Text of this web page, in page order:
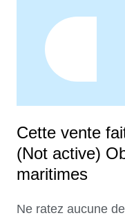
Cette vente
(Not active)
maritimes
Ne ratez aucune